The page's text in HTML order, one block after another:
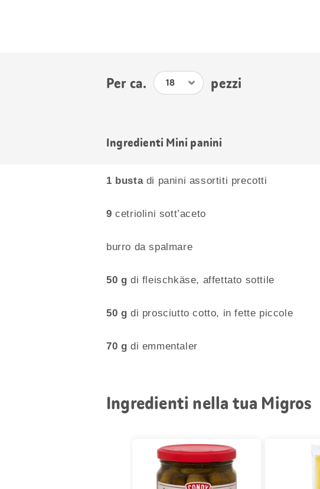
Per ca. pezzi
Ingredienti Mini panini
1 bustadi panini assortiti precotti
9cetriolini sott’aceto
burro da spalmare
50 g di fleischkäse, affettato sottile
50 g di prosciutto cotto, in fette piccole
70 g di emmentaler
Ingredienti nella tua Migros